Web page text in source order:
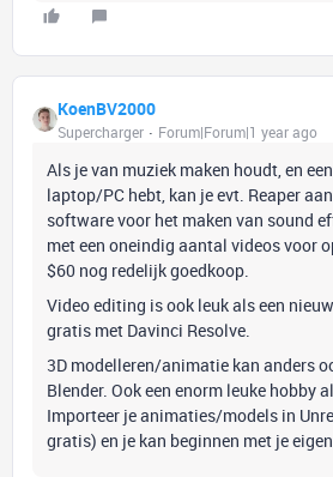
KoenBV2000
Supercharger Forum|Forum|1 year ago
Als je van muziek maken houdt, en
laptop/PC hebt, kan je evt. Reaper
software voor het maken van sound
met een oneindig aantal videos voor
$60 nog redelijk goedkoop.
Video editing is ook leuk als een
gratis met Davinci Resolve.
3D modelleren/animatie kan anders
Blender. Ook een enorm leuke hobby
Importeer je animaties/models in
gratis) en je kan beginnen met je